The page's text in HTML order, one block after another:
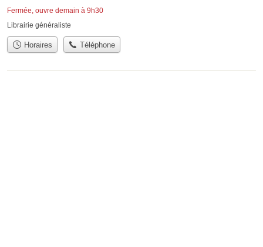
Fermée, ouvre demain à 9h30
Librairie généraliste
Horaires Téléphone